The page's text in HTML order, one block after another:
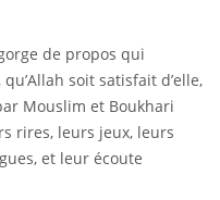
de propos qui
soit satisfait d’elle,
Mouslim et Boukhari
rires, leurs jeux, leurs
et leur écoute